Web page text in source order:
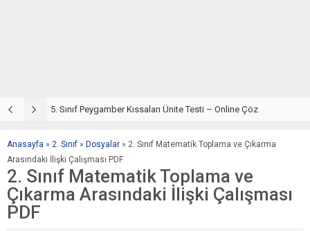
5. Sınıf Peygamber Kıssaları Ünite Testi – Online Çöz
Anasayfa » 2. Sınıf » Dosyalar » 2. Sınıf Matematik Toplama ve Çıkarma
Arasındaki İlişki Çalışması PDF
2. Sınıf Matematik Toplama ve
Çıkarma Arasındaki İlişki Çalışması
PDF